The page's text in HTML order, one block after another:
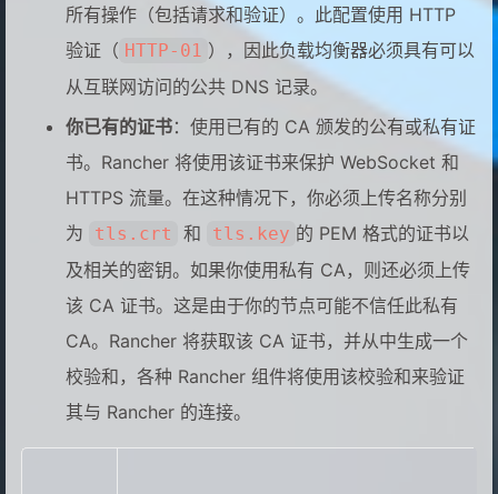
所有操作（包括请求和验证）。此配置使用 HTTP
验证（ HTTP-01 ），因此负载均衡器必须具有可以
从互联网访问的公共 DNS 记录。
你已有的证书：使用已有的 CA 颁发的公有或私有证
书。Rancher 将使用该证书来保护 WebSocket 和
HTTPS 流量。在这种情况下，你必须上传名称分别
为
tls.crt 和 tls.key 的 PEM 格式的证书以
及相关的密钥。如果你使用私有 CA，则还必须上传
该 CA 证书。这是由于你的节点可能不信任此私有
CA。Rancher 将获取该 CA 证书，并从中生成一个
校验和，各种 Rancher 组件将使用该校验和来验证
其与 Rancher 的连接。